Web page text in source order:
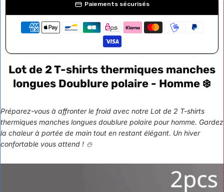
Paiements sécurisés
Lot de 2 T-shirts thermiques manches
longues Doublure polaire - Homme ❄️
Préparez-vous à affronter le froid avec notre Lot de 2 T-shirts
thermiques manches longues doublure polaire pour homme. Gardez
la chaleur à portée de main tout en restant élégant. Un hiver
confortable vous attend ! ⛄